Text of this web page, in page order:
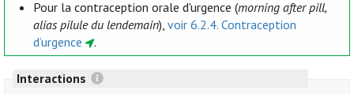
Pour la contraception orale d'urgence (morning after pill,
alias pilule du lendemain),voir 6.2.4. Contraception
d’urgence
.
Interactions